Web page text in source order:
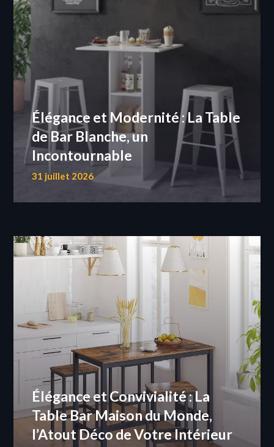
Élégance et Modernité : La Table
de Bar Blanche, un
Incontournable
31 juillet 2026
Élégance et Convivialité : La
Table Bar Maison du Monde,
l’Atout Déco de Votre Intérieur